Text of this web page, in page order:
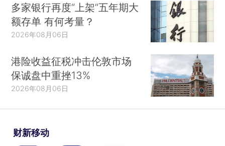
多家银行再度“上架”五年期大
额存单 有何考量？
2026年08月06日
港险收益征税冲击伦敦市场
保诚盘中重挫13%
2026年08月06日
财新移动